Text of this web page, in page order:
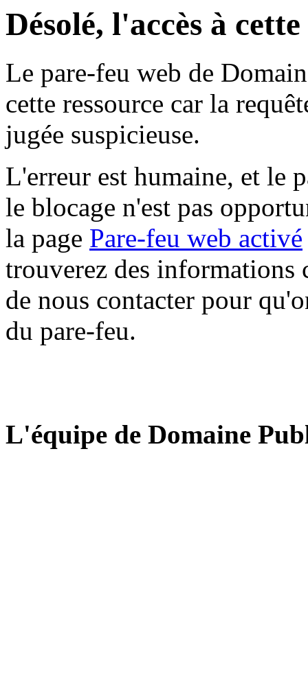
Désolé, l'accès à
Le pare-feu web de
cette ressource car la
jugée suspicieuse.
L'erreur est humaine, et le
le blocage n'est pas
la page Pare-feu web activé
trouverez des informations
de nous contacter pour
du pare-feu.
L'équipe de Domaine